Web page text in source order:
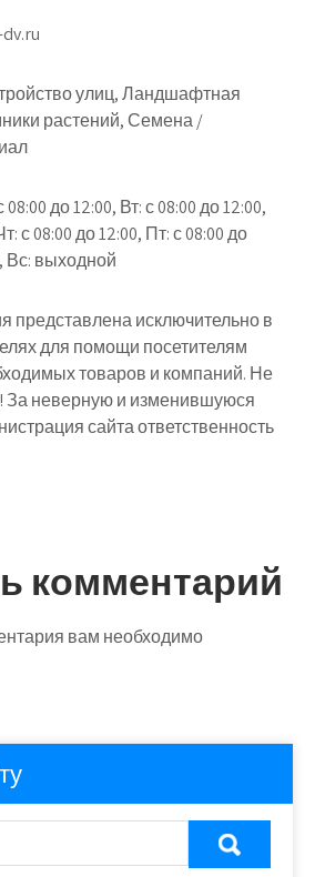
улиц, Ландшафтная
растений, Семена /
до 12:00, Вт: с 08:00 до 12:00,
с 08:00 до 12:00, Пт: с 08:00 до
Вс: выходной
исключительно в
для помощи посетителям
товаров и компаний. Не
За неверную и изменившуюся
сайта ответственность
комментарий
вам необходимо